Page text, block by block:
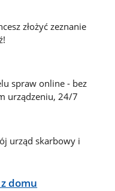
złożyć zeznanie
spraw online - bez
urządzeniu, 24/7
urząd skarbowy i
domu